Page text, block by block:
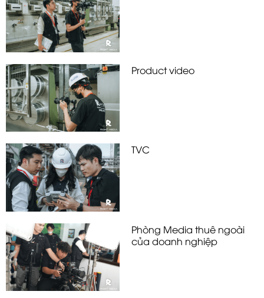
Product video
TVC
Phòng Media thuê ngoài
của doanh nghiệp